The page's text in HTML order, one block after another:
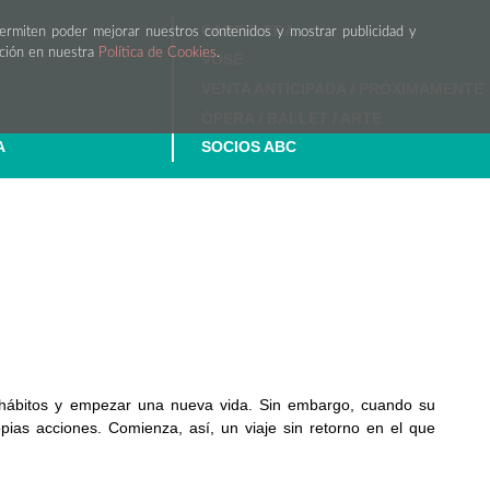
poder mejorar nuestros contenidos y mostrar publicidad y
en nuestra Política de Cookies.
CARTELERA
VOSE
SOCIOS ABC
y empezar una nueva vida. Sin embargo, cuando su
acciones. Comienza, así, un viaje sin retorno en el que